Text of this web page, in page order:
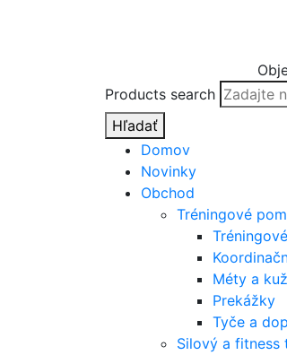
Products search
Hľadať
Domov
Novinky
Obchod
Tréningové
Méty a
Prekážky
Tyče a
Silový a fitness